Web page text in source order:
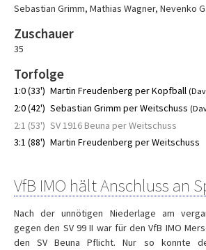
Sebastian Grimm, Mathias Wagner, Nevenko
Zuschauer
35
Torfolge
1:0 (33') Martin Freudenberg per Kopfball
2:0 (42') Sebastian Grimm per Weitschuss
2:1 (53') SV 1916 Beuna per Weitschuss
3:1 (88') Martin Freudenberg per Weitschuss
VfB IMO hält Anschluss an
Nach der unnötigen Niederlage am
gegen den SV 99 II war für den VfB IMO
den SV Beuna Pflicht. Nur so konnte